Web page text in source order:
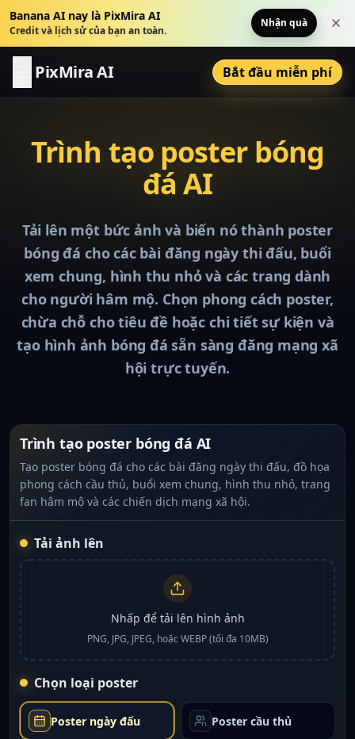
Banana AI nay là PixMira AI
Credit và lịch sử của bạn an toàn.
Nhận quà
PixMira AI Bắt đầu miễn phí
Trình tạo poster bóng
đá AI
Tải lên một bức ảnh và biến nó thành poster
bóng đá cho các bài đăng ngày thi đấu, buổi
xem chung, hình thu nhỏ và các trang dành
cho người hâm mộ. Chọn phong cách poster,
chừa chỗ cho tiêu đề hoặc chi tiết sự kiện và
tạo hình ảnh bóng đá sẵn sàng đăng mạng xã
hội trực tuyến.
Trình tạo poster bóng đá AI
Tạo poster bóng đá cho các bài đăng ngày thi đấu, đồ họa
phong cách cầu thủ, buổi xem chung, hình thu nhỏ, trang
fan hâm mộ và các chiến dịch mạng xã hội.
Tải ảnh lên
Nhấp để tải lên hình ảnh
PNG, JPG, JPEG, hoặc WEBP (tối đa 10MB)
Chọn loại poster
Poster ngày đấu Poster cầu thủ